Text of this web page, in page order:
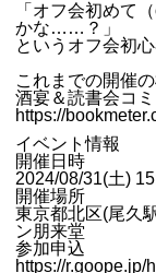
「オフ会初めて
かな……？」
というオフ会初
これまでの開催
酒宴＆読書会コ
https://
イベント情報
開催日時
2024/08/31(土)
開催場所
東京都北区(尾久
ン朋来堂
参加申込
https://r.goope.jp/